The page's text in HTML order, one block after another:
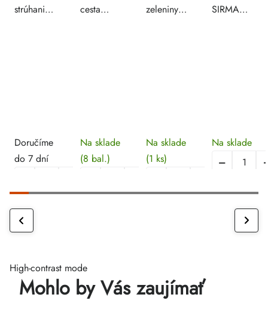
strúhanie
Doručíme
do 7 dní
cesta
Na sklade
(8 bal.)
zeleniny V
Na sklade
(1 ks)
SIRMAN
Na sklade
High-contrast mode
Mohlo by Vás zaujímať